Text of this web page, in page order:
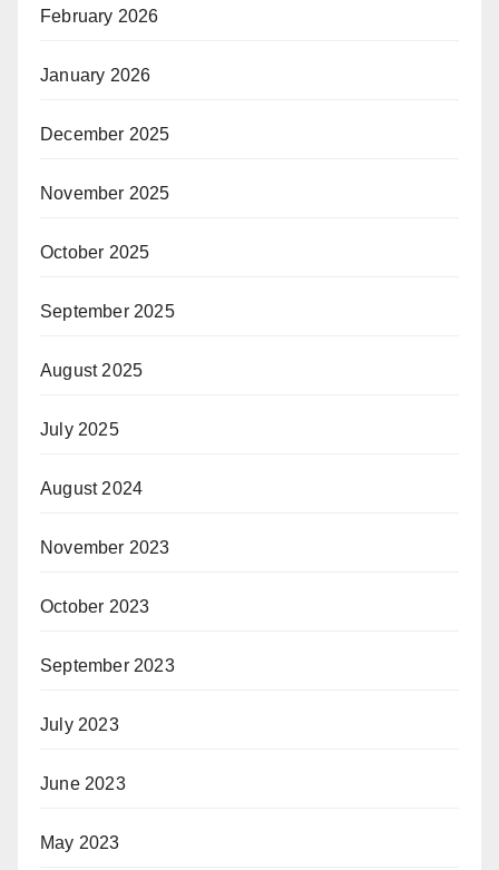
February 2026
January 2026
December 2025
November 2025
October 2025
September 2025
August 2025
July 2025
August 2024
November 2023
October 2023
September 2023
July 2023
June 2023
May 2023